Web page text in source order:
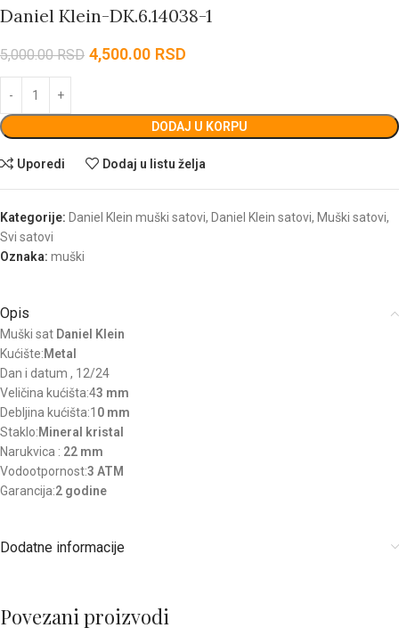
Daniel Klein-DK.6.14038-1
5,000.00RSD 4,500.00 RSD
DODAJ U KORPU
Uporedi Dodaj u listu želja
Kategorije: Daniel Klein muški satovi, Daniel Klein satovi, Muški satovi,
Svi satovi
Oznaka: muški
Opis
Muški sat Daniel Klein
Kućište:Metal
Dan i datum , 12/24
Veličina kućišta:43 mm
Debljina kućišta:1 0 mm
Staklo:Mineral kristal
Narukvica : 22 mm
Vodootpornost:3 ATM
Garancija:2 godine
Dodatne informacije
Povezani proizvodi